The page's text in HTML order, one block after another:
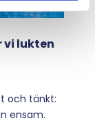
vi lukten
och tänkt:
ensam.